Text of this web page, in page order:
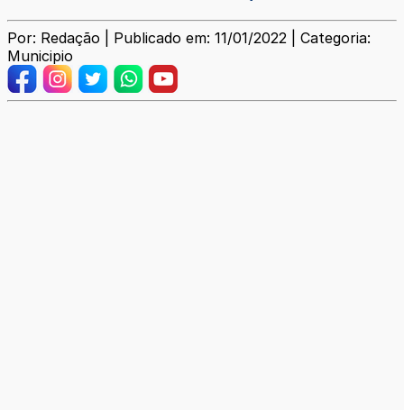
Por: Redação | Publicado em: 11/01/2022 | Categoria:
Municipio